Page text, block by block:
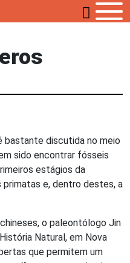
bastante discutida no meio
sido encontrar fósseis
estágios da
primatas e, dentro destes, a
o paleontólogo Jin
Natural, em Nova
que permitem um